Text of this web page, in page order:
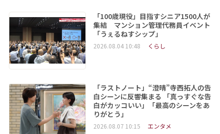
「100歳現役」目指すシニア1500人が
集結 マンション管理代務員イベント
「うぇるねすシップ」
2026.08.04 10:48 くらし
「ラストノート」“澄晴”寺西拓人の告
白シーンに反響集まる 「真っすぐな告
白がカッコいい」「最高のシーンをあ
りがとう」
2026.08.07 10:15 エンタメ